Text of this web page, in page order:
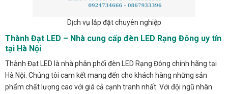
Dịch vụ lắp đặt chuyên nghiệp
Thành Đạt LED – Nhà cung cấp đèn LED Rạng Đông uy tín
tại Hà Nội
Thành Đạt LED là nhà phân phối đèn LED Rạng Đông chính hãng tại
Hà Nội. Chúng tôi cam kết mang đến cho khách hàng những sản
phẩm chất lượng cao với giá cả cạnh tranh nhất. Với đội ngũ nhân